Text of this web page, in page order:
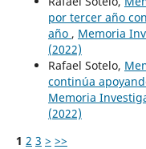
por tercer año
año , Memoria
(2022)
Rafael Sotelo,
continúa
Memoria
(2022)
1 2 3 > >>